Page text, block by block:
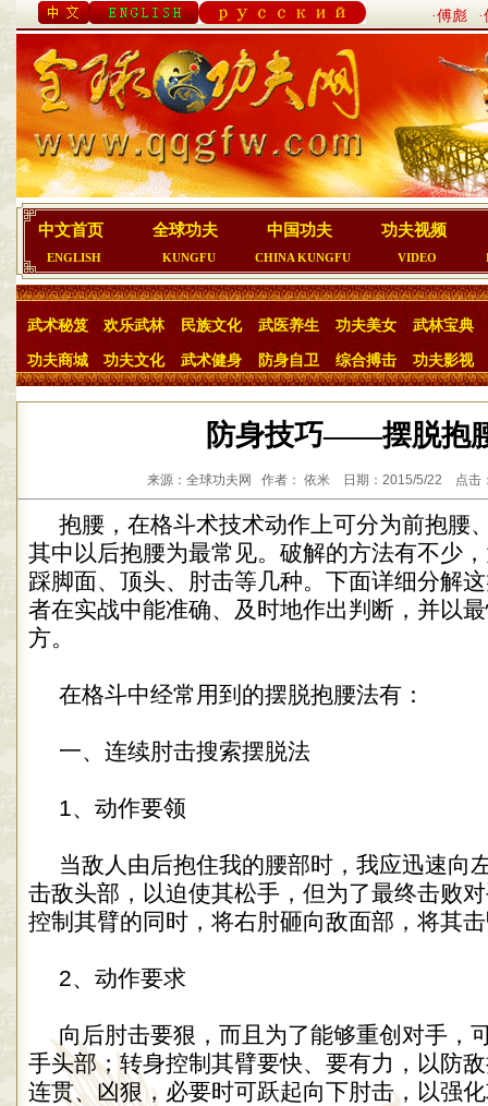
·傅彪
中文首页
ENGLISH
全球功夫
KUNGFU
中国功夫
CHINA KUNGFU
功夫视频
VIDEO
武术秘笈 欢乐武林 民族文化 武医养生 功夫美女 武林宝典
功夫商城 功夫文化 武术健身 防身自卫 综合搏击 功夫影视
防身技巧——摆脱抱
来源：全球功夫网 作者： 依米 日期：2015/5/22 点
抱腰，在格斗术技术动作上可分为前抱腰
其中以后抱腰为最常见。破解的方法有不少
踩脚面、顶头、肘击等几种。下面详细分解
者在实战中能准确、及时地作出判断，并以
方。
在格斗中经常用到的摆脱抱腰法有：
一、连续肘击搜索摆脱法
1、动作要领
当敌人由后抱住我的腰部时，我应迅速向
击敌头部，以迫使其松手，但为了最终击败
控制其臂的同时，将右肘砸向敌面部，将其
2、动作要求
向后肘击要狠，而且为了能够重创对手，
手头部；转身控制其臂要快、要有力，以防
连贯、凶狠，必要时可跃起向下肘击，以强